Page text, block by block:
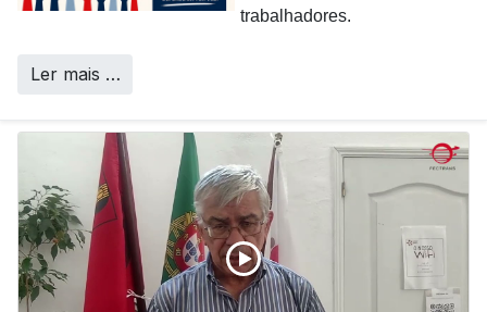
trabalhadores.
Ler mais …